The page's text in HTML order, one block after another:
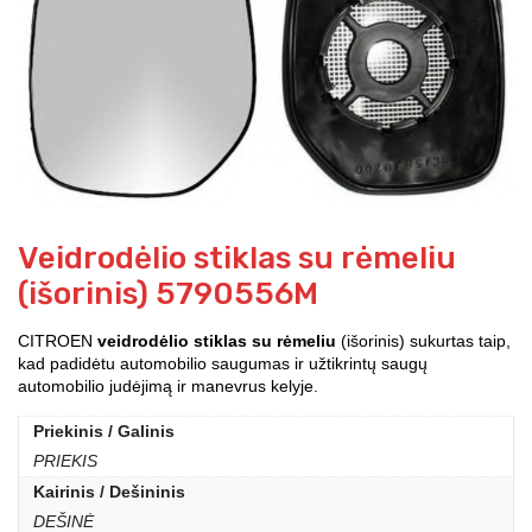
Veidrodėlio stiklas su rėmeliu
(išorinis) 5790556M
CITROEN veidrodėlio stiklas su rėmeliu (išorinis) sukurtas taip,
kad padidėtu automobilio saugumas ir užtikrintų saugų
automobilio judėjimą ir manevrus kelyje.
Priekinis / Galinis
PRIEKIS
Kairinis / Dešininis
DEŠINĖ